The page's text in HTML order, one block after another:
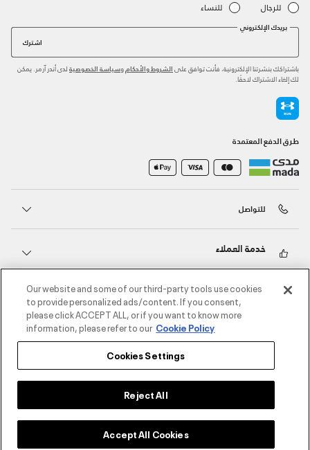
للرجال للنساء
بريدك الإلكتروني
اشترك
باشتراكك بنشرتنا الإلكترونية، فأنت توافق على الشروط والأحكام وسياسة الخصوصية لدى أندر آرمر. يمكن
لك إلغاء الاشتراك لاحقًا.
طرق الدفع المعتمدة
للتواصل
خدمة العملاء
حول أندر آرمر
أندر آرمر على الشبكات الاجتماعية
Our website and some of our third-party tools use cookies
to provide personalized ads/content. If you consent,
please click ACCEPT ALL, or if you want to know more
information, please refer to our Cookie Policy
Cookies Settings
Reject All
Accept All Cookies